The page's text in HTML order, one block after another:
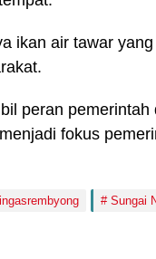
ikan air tawar
peran
fokus
Sungai